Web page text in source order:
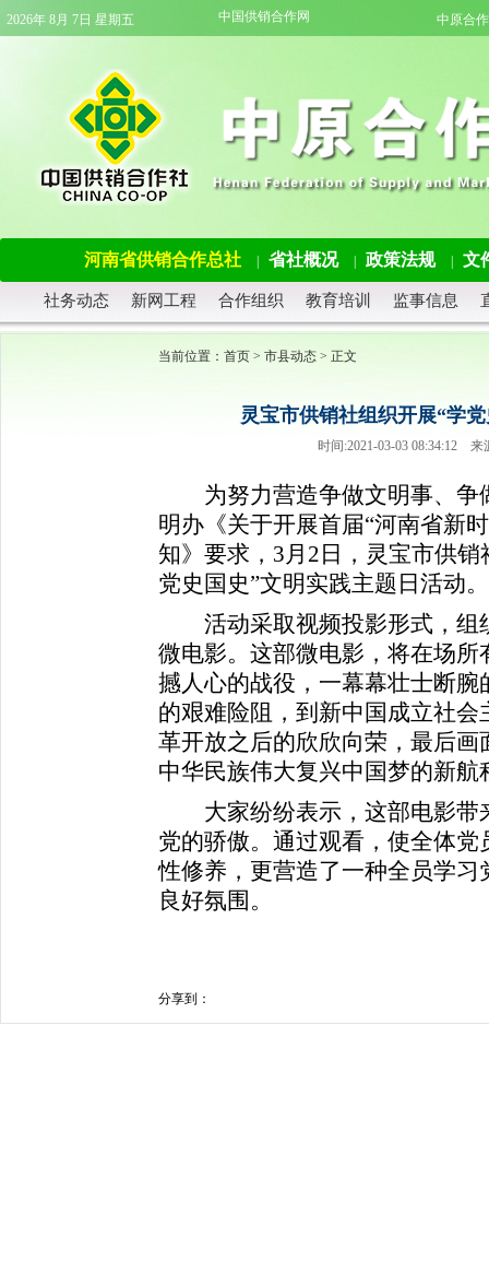
2026年 8月 7日 星期五 中国供销合作网 中原合
河南省供销合作总社 省社概况 政策法规 文
社务动态 新网工程 合作组织 教育培训 监事信息
当前位置： 首页 > 市县动态 > 正文
灵宝市供销社组织开展“学
时间:2021-03-03 08:34:12
为努力营造争做文明事、争
明办《关于开展首届“河南省新
知》要求，3月2日，灵宝市供
党史国史”文明实践主题日活动。
活动采取视频投影形式，组
微电影。这部微电影，将在场
撼人心的战役，一幕幕壮士断
的艰难险阻，到新中国成立社
革开放之后的欣欣向荣，最后
中华民族伟大复兴中国梦的新航
大家纷纷表示，这部电影带
党的骄傲。通过观看，使全体
性修养，更营造了一种全员学
良好氛围。
分享到：